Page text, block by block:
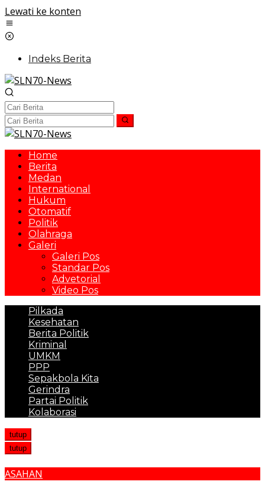
Lewati ke konten
Indeks Berita
Home
Berita
Medan
International
Hukum
Otomatif
Politik
Olahraga
Galeri
Galeri Pos
Standar Pos
Advetorial
Video Pos
Pilkada
Kesehatan
Berita Politik
Kriminal
UMKM
PPP
Sepakbola Kita
Gerindra
Partai Politik
Kolaborasi
tutup
tutup
ASAHAN